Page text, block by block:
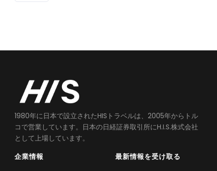
1980年に日本で設立されたHISトラベルは、2005年からトル
コで営業しています。日本の日経証券取引所にH.I.S.株式会社
として上場しています。
企業情報
最新情報を受け取る